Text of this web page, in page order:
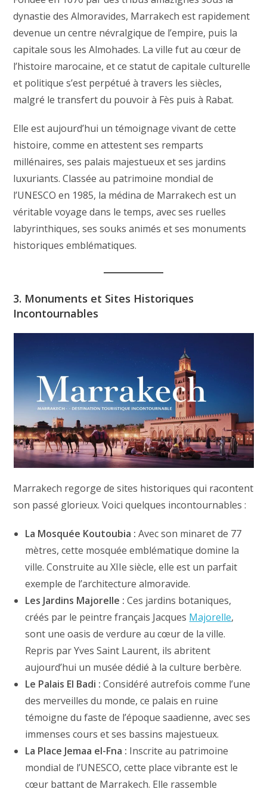
dynastie des Almoravides, Marrakech est rapidement
devenue un centre névralgique de l’empire, puis la
capitale sous les Almohades. La ville fut au cœur de
l’histoire marocaine, et ce statut de capitale culturelle
et politique s’est perpétué à travers les siècles,
malgré le transfert du pouvoir à Fès puis à Rabat.
Elle est aujourd’hui un témoignage vivant de cette
histoire, comme en attestent ses remparts
millénaires, ses palais majestueux et ses jardins
luxuriants. Classée au patrimoine mondial de
l’UNESCO en 1985, la médina de Marrakech est un
véritable voyage dans le temps, avec ses ruelles
labyrinthiques, ses souks animés et ses monuments
historiques emblématiques.
3. Monuments et Sites Historiques
Incontournables
Marrakech regorge de sites historiques qui racontent
son passé glorieux. Voici quelques incontournables :
La Mosquée Koutoubia : Avec son minaret de 77
mètres, cette mosquée emblématique domine la
ville. Construite au XIIe siècle, elle est un parfait
exemple de l’architecture almoravide.
Les Jardins Majorelle : Ces jardins botaniques,
créés par le peintre français Jacques Majorelle,
sont une oasis de verdure au cœur de la ville.
Repris par Yves Saint Laurent, ils abritent
aujourd’hui un musée dédié à la culture berbère.
Le Palais El Badi : Considéré autrefois comme l’une
des merveilles du monde, ce palais en ruine
témoigne du faste de l’époque saadienne, avec ses
immenses cours et ses bassins majestueux.
La Place Jemaa el-Fna : Inscrite au patrimoine
mondial de l’UNESCO, cette place vibrante est le
cœur battant de Marrakech. Elle rassemble